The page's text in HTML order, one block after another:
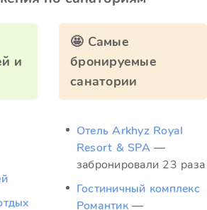
и
🤩 Самые
бронируемые
санатории
Отель Arkhyz Royal
Resort & SPA —
забронировали 23 раза
Гостиничный комплекс
Романтик —